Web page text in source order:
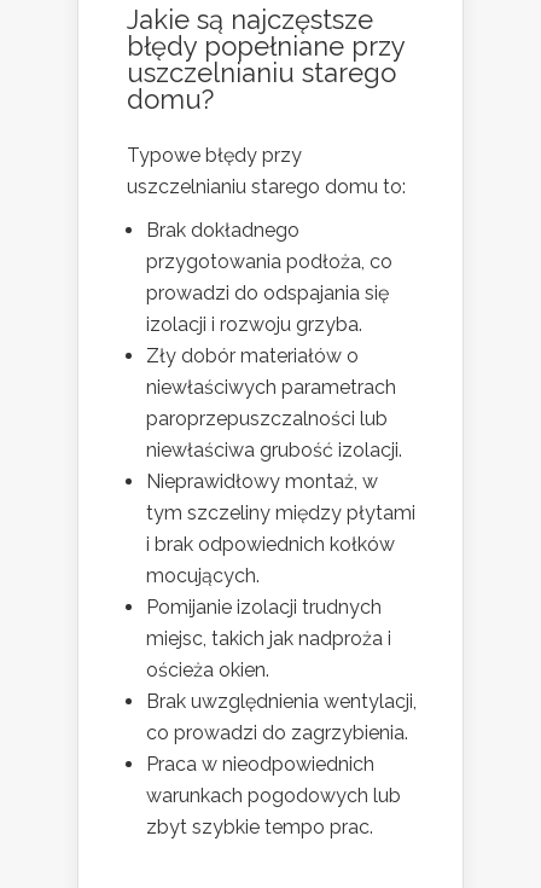
Jakie są najczęstsze
błędy popełniane przy
uszczelnianiu starego
domu?
Typowe błędy przy
uszczelnianiu starego domu to:
Brak dokładnego
przygotowania podłoża, co
prowadzi do odspajania się
izolacji i rozwoju grzyba.
Zły dobór materiałów o
niewłaściwych parametrach
paroprzepuszczalności lub
niewłaściwa grubość izolacji.
Nieprawidłowy montaż, w
tym szczeliny między płytami
i brak odpowiednich kołków
mocujących.
Pomijanie izolacji trudnych
miejsc, takich jak nadproża i
ościeża okien.
Brak uwzględnienia wentylacji,
co prowadzi do zagrzybienia.
Praca w nieodpowiednich
warunkach pogodowych lub
zbyt szybkie tempo prac.